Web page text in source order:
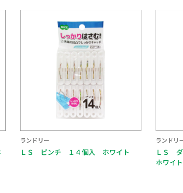
ランドリー
ＬＳ ダブルバネ竿ピンチ ６個入
ランドリ
ＬＳ